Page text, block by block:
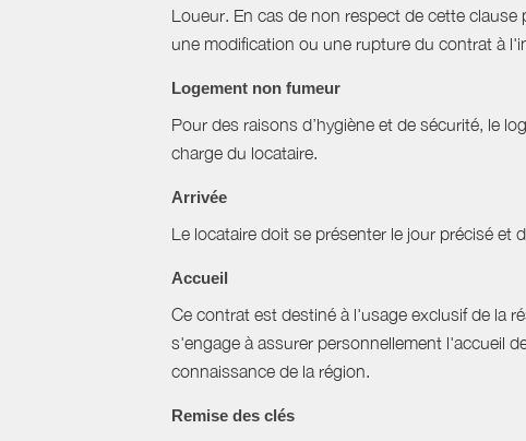
Loueur. En cas de non respect de cette
une modification ou une rupture du contrat à
Logement non fumeur
Pour des raisons d’hygiène et de sécurité, le
charge du locataire.
Arrivée
Le locataire doit se présenter le jour précisé et
Accueil
Ce contrat est destiné à l'usage exclusif de la
s'engage à assurer personnellement l'accueil
connaissance de la région.
Remise des clés